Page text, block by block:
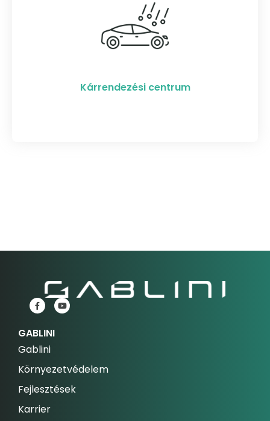
Kárrendezési centrum
GABLINI
Gablini
Környezetvédelem
Fejlesztések
Karrier